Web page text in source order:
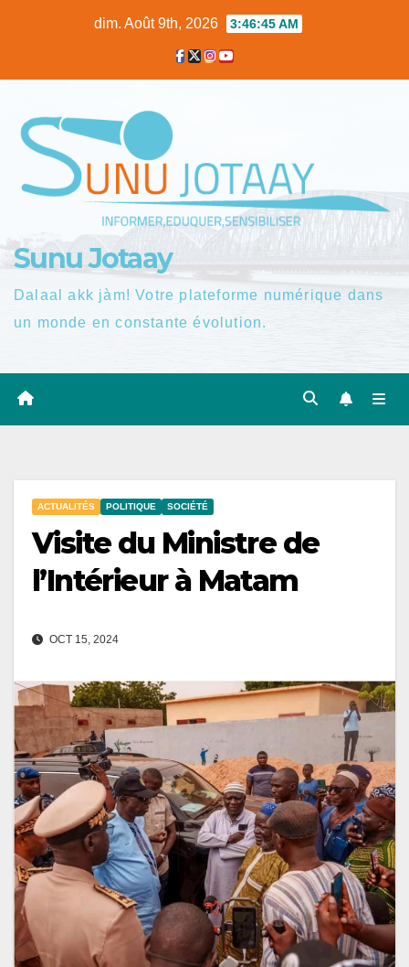
dim. Août 9th, 2026 3:46:46 AM
Sunu Jotaay
Dalaal akk jàm! Votre plateforme numérique dans
un monde en constante évolution.
ACTUALITÉS POLITIQUE SOCIÉTÉ
Visite du Ministre de
l’Intérieur à Matam
OCT 15, 2024